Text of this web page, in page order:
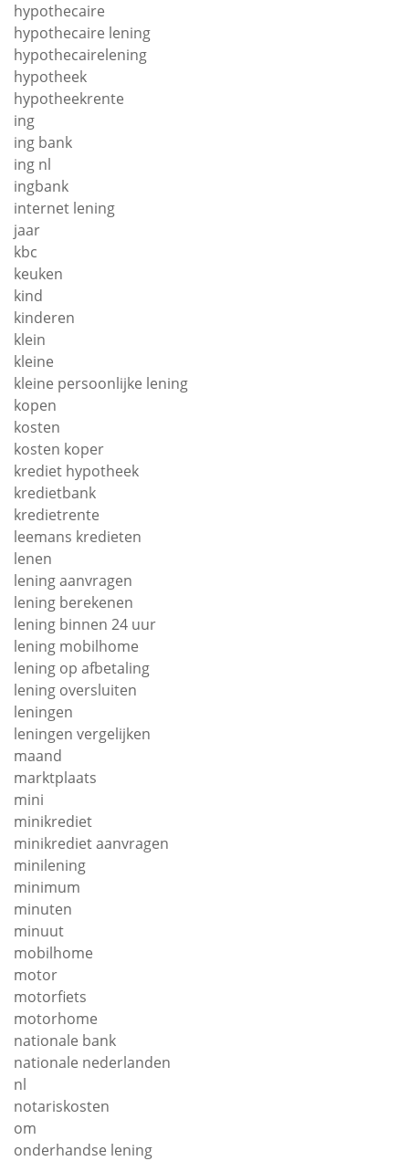
hypothecaire
hypothecaire lening
hypothecairelening
hypotheek
hypotheekrente
ing
ing bank
ing nl
ingbank
internet lening
jaar
kbc
keuken
kind
kinderen
klein
kleine
kleine persoonlijke lening
kopen
kosten
kosten koper
krediet hypotheek
kredietbank
kredietrente
leemans kredieten
lenen
lening aanvragen
lening berekenen
lening binnen 24 uur
lening mobilhome
lening op afbetaling
lening oversluiten
leningen
leningen vergelijken
maand
marktplaats
mini
minikrediet
minikrediet aanvragen
minilening
minimum
minuten
minuut
mobilhome
motor
motorfiets
motorhome
nationale bank
nationale nederlanden
nl
notariskosten
om
onderhandse lening